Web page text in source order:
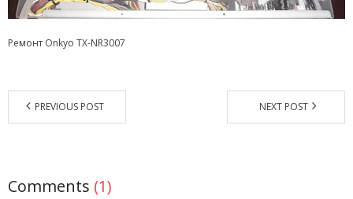
Отзывы
Гарантия
Статьи
Ремонт Onkyo TX-NR3007
PREVIOUS POST NEXT POST
Comments (1)